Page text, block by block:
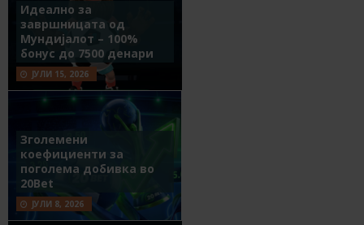
Идеално за
завршницата од
Мундијалот – 100%
бонус до 7500 денари
ЈУЛИ 15, 2026
Зголемени
коефициенти за
поголема добивка во
20Bet
ЈУЛИ 8, 2026